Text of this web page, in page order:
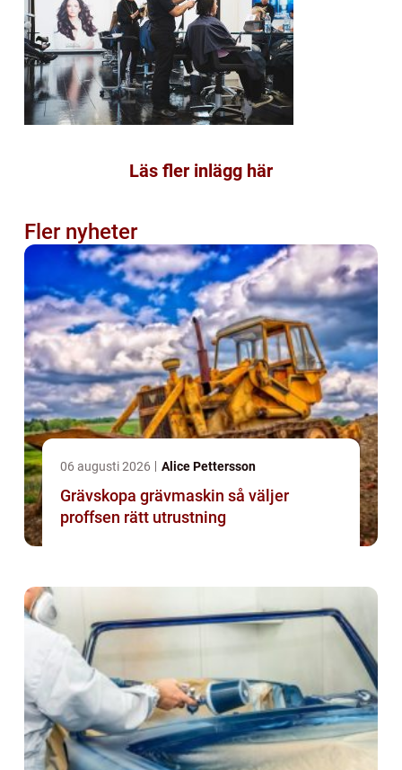
Läs fler inlägg här
Fler nyheter
06 augusti 2026 Alice Pettersson
Grävskopa grävmaskin så väljer
proffsen rätt utrustning